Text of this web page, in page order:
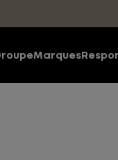
Marques